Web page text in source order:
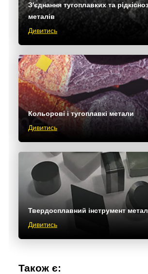
З'єднання тугоплавких та
металів
Дивитись
Кольорові і тугоплавкі метали
Дивитись
Твердосплавний інструмент
Дивитись
Також є: